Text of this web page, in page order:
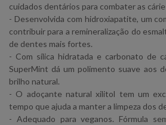
cuidados dentários para combater as
- Desenvolvida com hidroxiapatite, um
contribuir para a remineralização do
de dentes mais fortes.
- Com sílica hidratada e carbonato de
SuperMint dá um polimento suave aos
brilho natural.
- O adoçante natural xilitol tem um
tempo que ajuda a manter a limpeza dos
- Adequado para veganos. Fórmula